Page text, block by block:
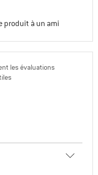
produit à un ami
les évaluations